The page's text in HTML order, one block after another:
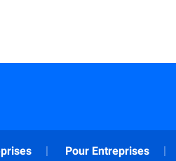
Pour Entreprises